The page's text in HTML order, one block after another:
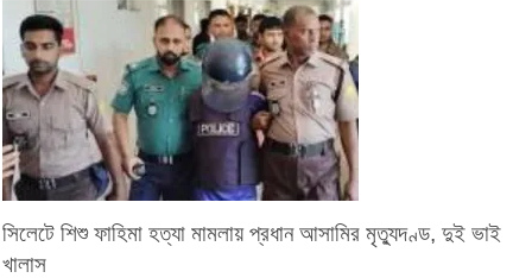
সিলেটে শিশু ফাহিমা হত্যা মামলায় প্রধান আসামির মৃত্যুদণ্ড, দুই ভাই
খালাস